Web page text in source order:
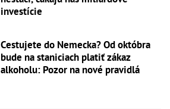
investície
Cestujete do Nemecka? Od októbra
bude na staniciach platiť zákaz
alkoholu: Pozor na nové pravidlá